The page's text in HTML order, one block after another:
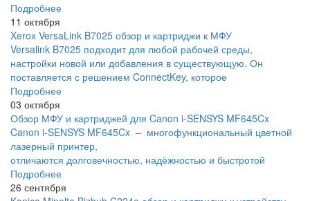
Подробнее
11 октября
Xerox VersaLink B7025 обзор и картриджи к МФУ
Versalink B7025 подходит для любой рабочей среды,
настройки новой или добавления в существующую. Он
поставляется с решением ConnectKey, которое
Подробнее
03 октября
Обзор МФУ и картриджей для Canon i-SENSYS MF645Cx
Canon i-SENSYS MF645Cx – многофункциональный цветной
лазерный принтер,
отличаются долговечностью, надёжностью и быстротой
Подробнее
26 сентября